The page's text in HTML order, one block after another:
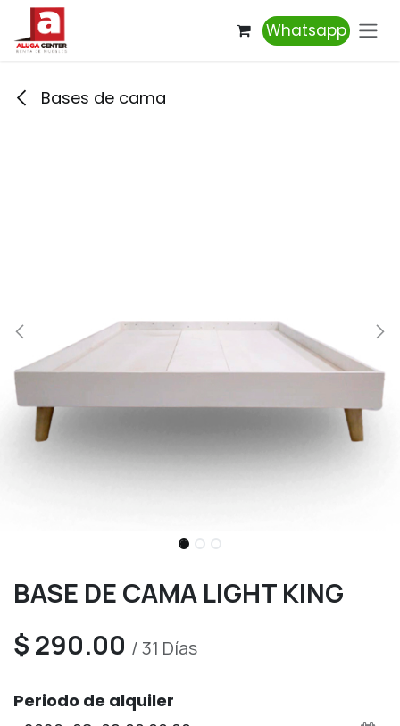
Ir al contenido
Whatsapp
Bases de cama
BASE DE CAMA LIGHT KING
$ 290.00 /31 Días
Periodo de alquiler